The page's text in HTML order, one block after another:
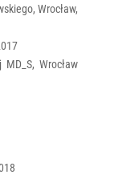
Wrocław,
Wrocław